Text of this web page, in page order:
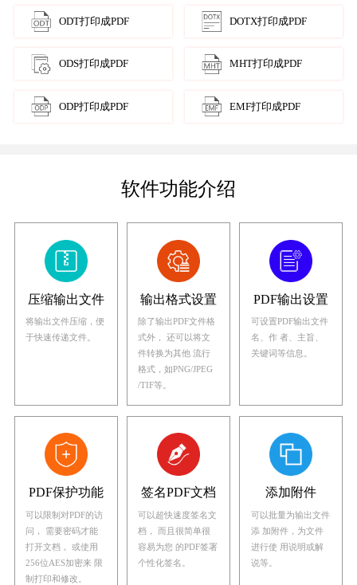
ODT打印成PDF DOTX打印成PDF
ODS打印成PDF MHT打印成PDF
ODP打印成PDF EMF打印成PDF
软件功能介绍
压缩输出文件
将输出文件压缩，便
于快速传递文件。
输出格式设置
除了输出PDF文件格
式外， 还可以将文
件转换为其他 流行
格式，如PNG/JPEG
/TIF等。
PDF输出设置
可设置PDF输出文件
名、作 者、主旨、
关键词等信息。
PDF保护功能
可以限制对PDF的访
问， 需要密码才能
打开文档， 或使用
256位AES加密来 限
制打印和修改。
签名PDF文档
可以超快速度签名文
档， 而且很简单很
容易为您 的PDF签署
个性化签名。
添加附件
可以批量为输出文件
添 加附件，为文件
进行使 用说明或解
说等。